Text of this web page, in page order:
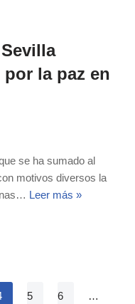
la paz en
se ha sumado al
motivos diversos la
Leer más »
5 6 …